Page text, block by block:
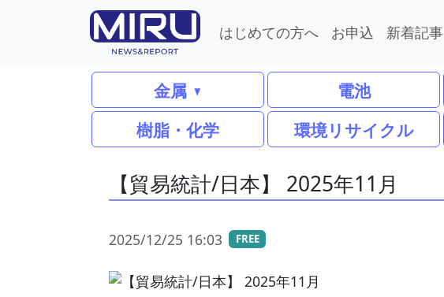
はじめての方へ お申込 新着記事
金属 電池
樹脂・化学
環境リサイクル
【貿易統計/日本】 2025年11月
2025/12/25 16:03 FREE